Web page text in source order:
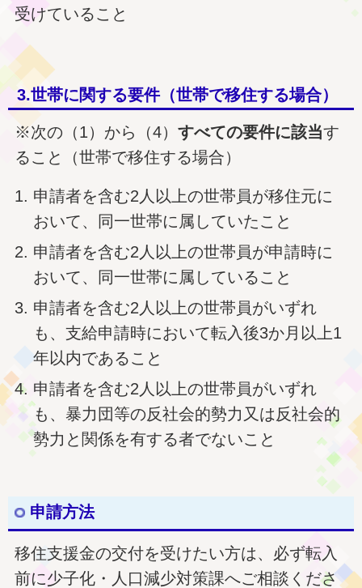
受けていること
3.世帯に関する要件（世帯で移住する場合）
※次の（1）から（4） すべての要件に該当す
ること（世帯で移住する場合）
申請者を含む2人以上の世帯員が移住元に
おいて、同一世帯に属していたこと
申請者を含む2人以上の世帯員が申請時に
おいて、同一世帯に属していること
申請者を含む2人以上の世帯員がいずれ
も、支給申請時において転入後3か月以上1
年以内であること
申請者を含む2人以上の世帯員がいずれ
も、暴力団等の反社会的勢力又は反社会的
勢力と関係を有する者でないこと
申請方法
移住支援金の交付を受けたい方は、必ず転入
前に少子化・人口減少対策課へご相談くださ